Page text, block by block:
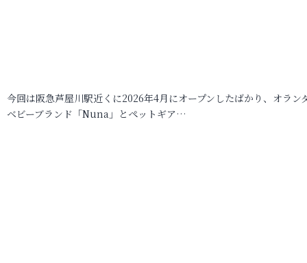
今回は阪急芦屋川駅近くに2026年4月にオープンしたばかり、オラン
ベビーブランド「Nuna」とペットギア…